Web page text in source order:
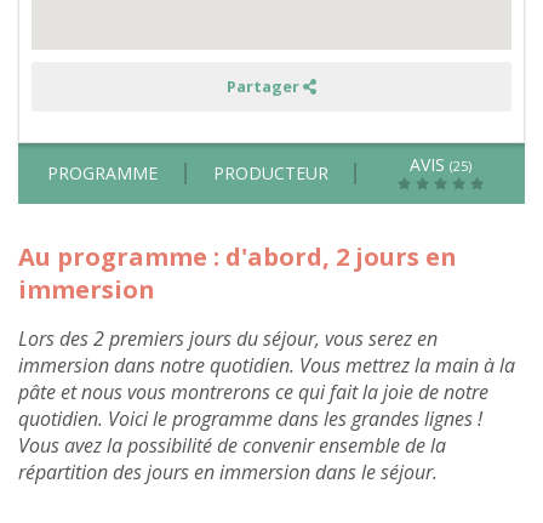
PROGRAMME PRODUCTEUR AVIS (25)
Au programme : d'abord, 2 jours en
immersion
Lors des 2 premiers jours du séjour, vous serez en
immersion dans notre quotidien. Vous mettrez la main à la
pâte et nous vous montrerons ce qui fait la joie de notre
quotidien. Voici le programme dans les grandes lignes !
Vous avez la possibilité de convenir ensemble de la
répartition des jours en immersion dans le séjour.
Partager